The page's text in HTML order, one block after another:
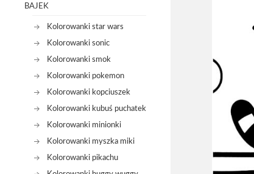
BAJEK
Kolorowanki star wars
Kolorowanki sonic
Kolorowanki smok
Kolorowanki pokemon
Kolorowanki kopciuszek
Kolorowanki kubuś puchatek
Kolorowanki minionki
Kolorowanki myszka miki
Kolorowanki pikachu